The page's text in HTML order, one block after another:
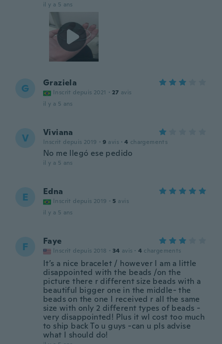
il y a 5 ans
G Graziela
Inscrit depuis 2021 · 27 avis
il y a 5 ans
V Viviana
Inscrit depuis 2019 · 9 avis · 4 chargements
No me llegó ese pedido
il y a 5 ans
E Edna
Inscrit depuis 2019 · 5 avis
il y a 5 ans
F Faye
Inscrit depuis 2018 · 34 avis · 4 chargements
It’s a nice bracelet / however I am a little
disappointed with the beads /on the
picture there r different size beads with a
beautiful bigger one in the middle- the
beads on the one I received r all the same
size with only 2 different types of beads -
very disappointed! Plus it wl cost too much
to ship back To u guys -can u pls advise
what I should do!